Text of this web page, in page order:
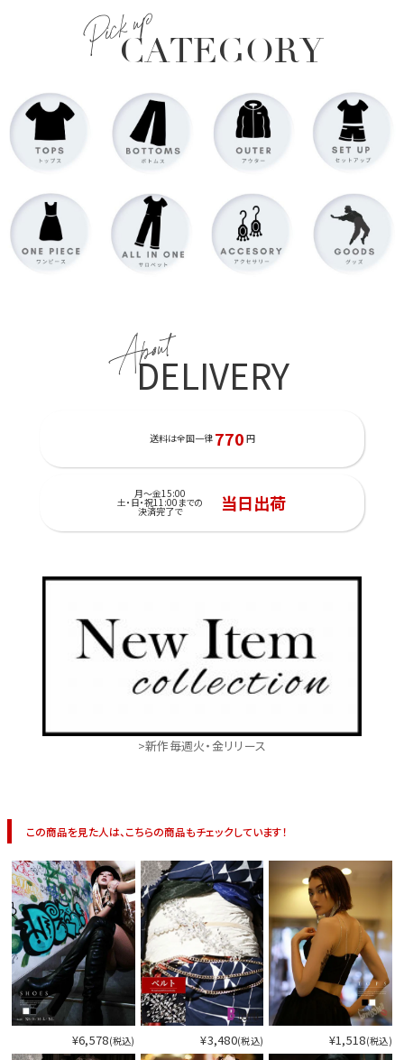
Pick upCATEGORY
About
DELIVERY
送料は全国一律 770 円
月～金15:00
土・日・祝11:00までの
決済完了で 当日出荷
>新作毎週火・金リリース
この商品を見た人は、こちらの商品もチェックしています！
¥6,578(税込) ¥3,480(税込) ¥1,518(税込)